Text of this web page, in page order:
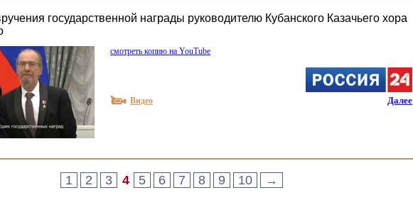
государственной награды руководителю Кубанского Казачьего хора
смотреть копию на YouTube
Далее
Видео
1 2 3 4 5 6 7 8 9 10 →